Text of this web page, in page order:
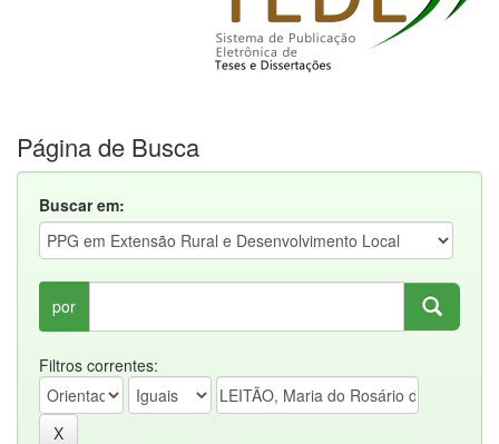
Página de Busca
Buscar em:
por
Filtros correntes: